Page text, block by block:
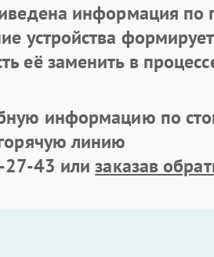
информация по
устройства
её заменить в
информацию по
линию
27-43 илизаказав